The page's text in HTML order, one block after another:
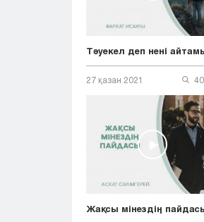
Тәуекел деп нені
27 қазан 2021
Жақсы мінездің